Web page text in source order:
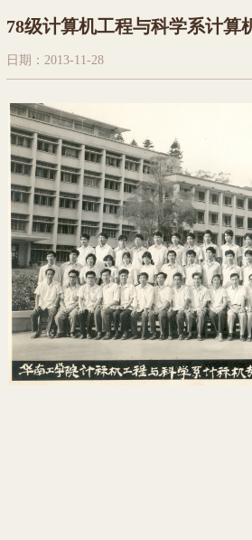
78级计算机工程与科学系计算
日期：2013-11-28